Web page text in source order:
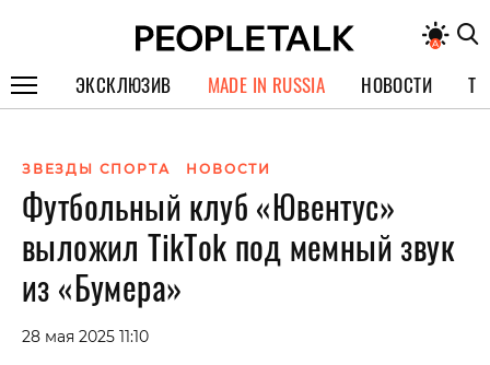
ЭКСКЛЮЗИВ
СПЕЦПРОЕКТЫ
ИНТЕРВЬЮ
ПОКОЛЕНИЕ
MADE IN RUSSIA НОВОСТИ
ЗВЕЗДЫ СПОРТА НОВОСТИ
Футбольный клуб «Ювентус»
выложил TikTok под мемный звук
из «Бумера»
28 мая 2025 11:10